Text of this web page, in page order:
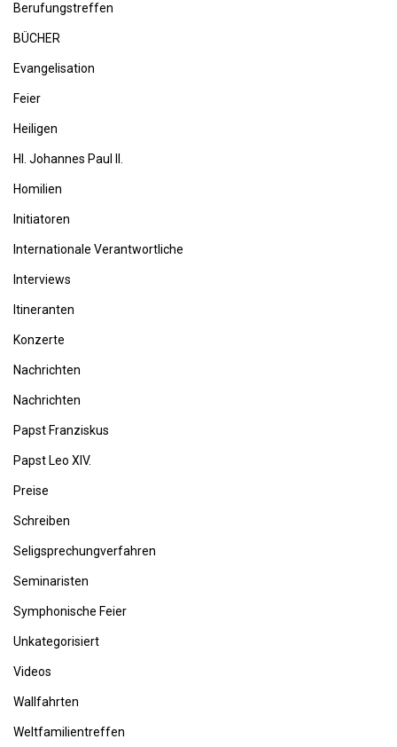
Berufungstreffen
BÜCHER
Evangelisation
Feier
Heiligen
Hl. Johannes Paul II.
Homilien
Initiatoren
Internationale Verantwortliche
Interviews
Itineranten
Konzerte
Nachrichten
Nachrichten
Papst Franziskus
Papst Leo XIV.
Preise
Schreiben
Seligsprechungverfahren
Seminaristen
Symphonische Feier
Unkategorisiert
Videos
Wallfahrten
Weltfamilientreffen